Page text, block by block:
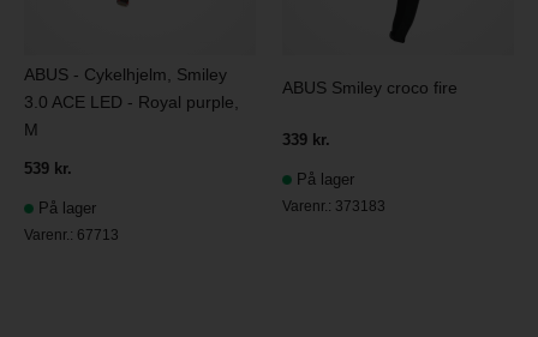
ABUS - Cykelhjelm, Smiley
3.0 ACE LED - Royal purple,
M
539 kr.
På lager
Varenr.: 67713
ABUS Smiley croco fire
339 kr.
På lager
Varenr.: 373183